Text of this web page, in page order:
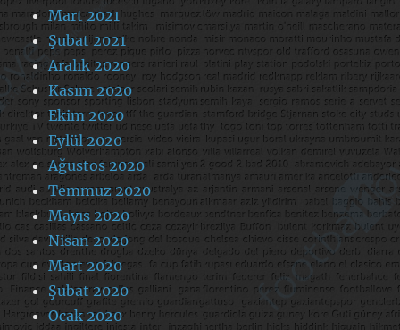
Mart 2021
Şubat 2021
Aralık 2020
Kasım 2020
Ekim 2020
Eylül 2020
Ağustos 2020
Temmuz 2020
Mayıs 2020
Nisan 2020
Mart 2020
Şubat 2020
Ocak 2020